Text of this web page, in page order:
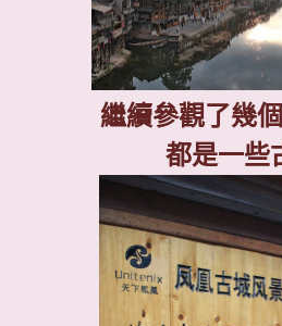
繼續參觀了幾
都是一些